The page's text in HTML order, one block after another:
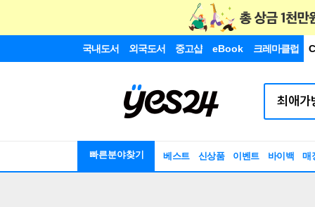
국내도서 외국도서 중고샵 eBook 크레마클럽
빠른분야찾기 베스트 신상품 이벤트 바이백 매